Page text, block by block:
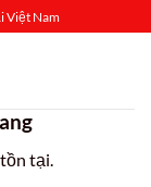
Việt Nam
tại.